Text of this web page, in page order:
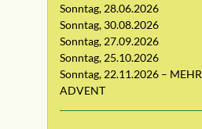
Sonntag, 28.06.2026
Sonntag, 30.08.2026
Sonntag, 27.09.2026
Sonntag, 25.10.2026
Sonntag, 22.11.2026 – MEHR
ADVENT